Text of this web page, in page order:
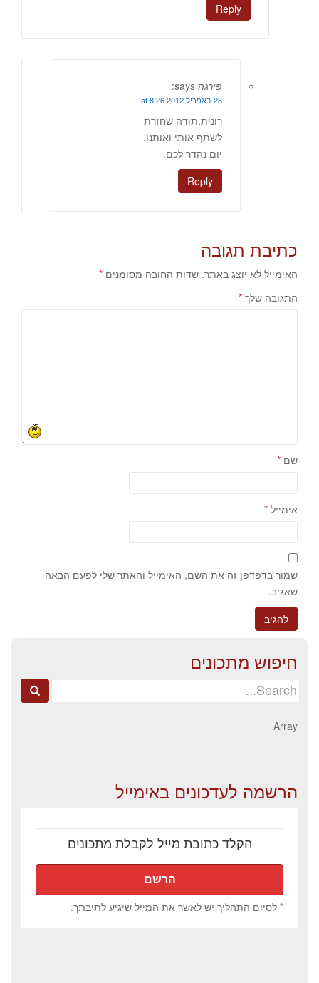
Reply
פירגה says:
28 באפריל 2012 at 8:26
רונית,תודה שחזרת
לשתף אותי ואותנו.
יום נהדר לכם.
Reply
כתיבת תגובה
האימייל לא יוצג באתר. שדות החובה מסומנים *
התגובה שלך *
שם *
אימייל *
שמור בדפדפן זה את השם, האימייל והאתר שלי לפעם הבאה
שאגיב.
חיפוש מתכונים
Search
Array
הרשמה לעדכונים באימייל
* לסיום התהליך יש לאשר את המייל שיגיע לתיבתך.